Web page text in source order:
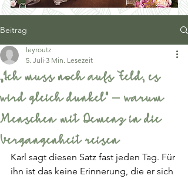
Beitrag
„Ich muss noch aufs Feld, es
wird gleich dunkel" – warum
Menschen mit Demenz in die
Vergangenheit reisen
leyroutz
5. Juli 3 Min. Lesezeit
Karl sagt diesen Satz fast jeden Tag. Für
ihn ist das keine Erinnerung, die er sich